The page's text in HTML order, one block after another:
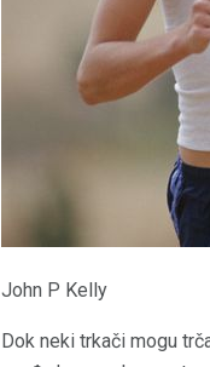
John P Kelly
Dok neki trkači mogu